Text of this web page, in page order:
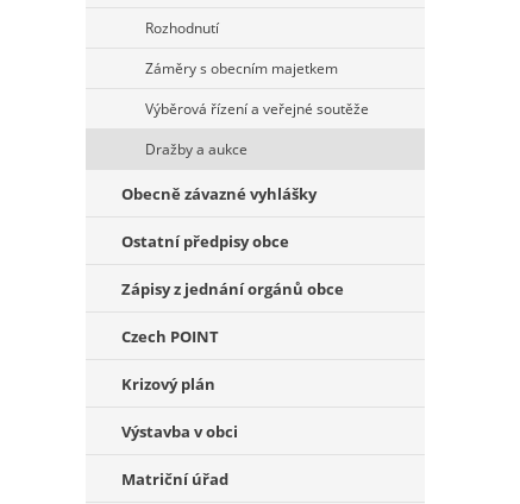
Rozhodnutí
Záměry s obecním majetkem
Výběrová řízení a veřejné soutěže
Dražby a aukce
Obecně závazné vyhlášky
Ostatní předpisy obce
Zápisy z jednání orgánů obce
Czech POINT
Krizový plán
Výstavba v obci
Matriční úřad